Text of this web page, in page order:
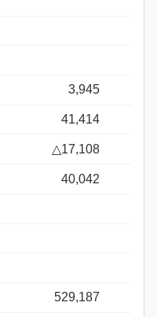
3,945
41,414
△17,108
40,042
529,187